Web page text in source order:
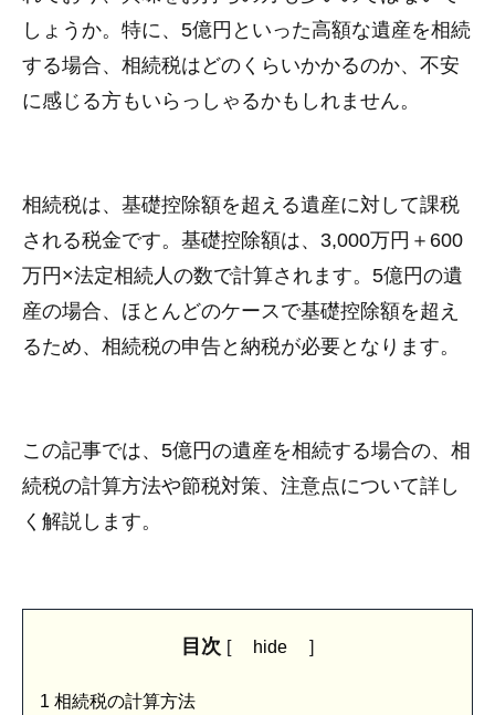
しょうか。特に、5億円といった高額な遺産を相続
する場合、相続税はどのくらいかかるのか、不安
に感じる方もいらっしゃるかもしれません。
相続税は、基礎控除額を超える遺産に対して課税
される税金です。基礎控除額は、3,000万円＋600
万円×法定相続人の数で計算されます。5億円の遺
産の場合、ほとんどのケースで基礎控除額を超え
るため、相続税の申告と納税が必要となります。
この記事では、5億円の遺産を相続する場合の、相
続税の計算方法や節税対策、注意点について詳し
く解説します。
目次 [ hide ]
1 相続税の計算方法